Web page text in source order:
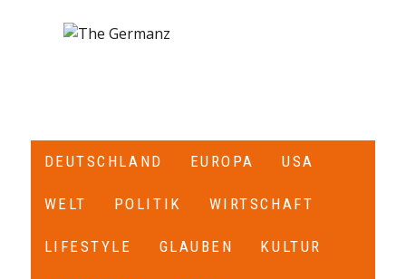
DEUTSCHLAND EUROPA USA
WELT POLITIK WIRTSCHAFT
LIFESTYLE GLAUBEN KULTUR